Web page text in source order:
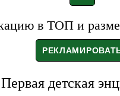
в ТОП и
детская